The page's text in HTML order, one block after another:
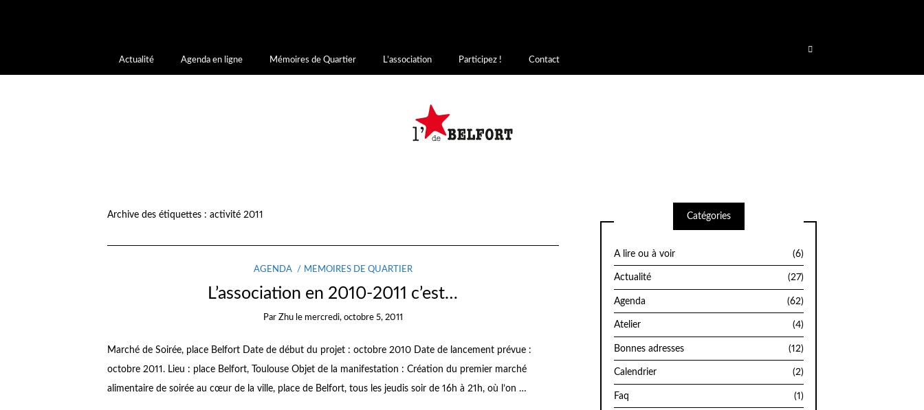
Actualité Agenda en ligne Mémoires de Quartier L’association Participez ! Contact
Archive des étiquettes : activité 2011
AGENDA MÉMOIRES DE QUARTIER
L’association en 2010-2011 c’est…
Par Zhu le mercredi, octobre 5, 2011
Marché de Soirée, place Belfort Date de début du projet : octobre 2010 Date de lancement prévue :
octobre 2011. Lieu : place Belfort, Toulouse Objet de la manifestation : Création du premier marché
alimentaire de soirée au cœur de la ville, place de Belfort, tous les jeudis soir de 16h à 21h, où l’on …
Catégories
A lire ou à voir (6)
Actualité (27)
Agenda (62)
Atelier (4)
Bonnes adresses (12)
Calendrier (2)
Faq (1)